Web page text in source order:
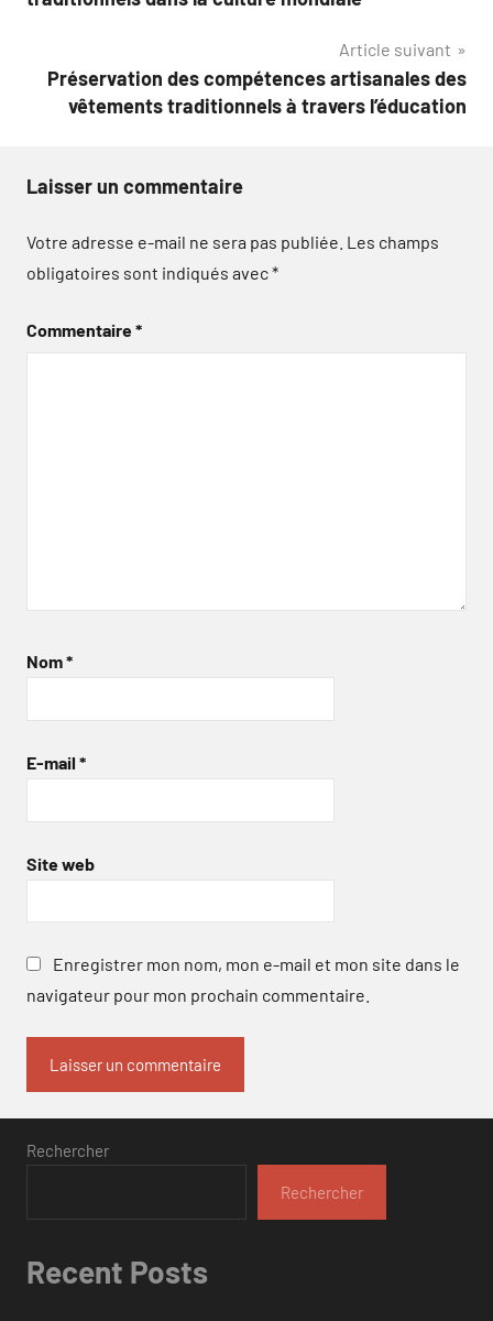
Article suivant
Préservation des compétences artisanales des
vêtements traditionnels à travers l’éducation
Laisser un commentaire
Votre adresse e-mail ne sera pas publiée. Les champs
obligatoires sont indiqués avec*
Commentaire*
Nom*
E-mail *
Site web
Enregistrer mon nom, mon e-mail et mon site dans le
navigateur pour mon prochain commentaire.
Rechercher
Rechercher
Recent Posts